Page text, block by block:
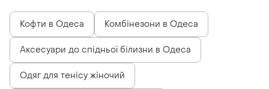
Кофти в Одеса Комбінезони в Одеса
Аксесуари до спідньої білизни в Одеса
Одяг для тенісу жіночий